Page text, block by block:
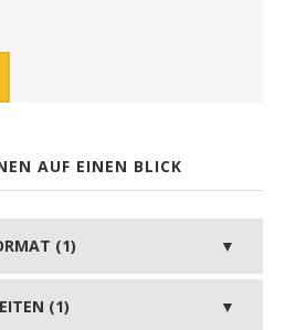
AUF EINEN BLICK
(1)
(1)